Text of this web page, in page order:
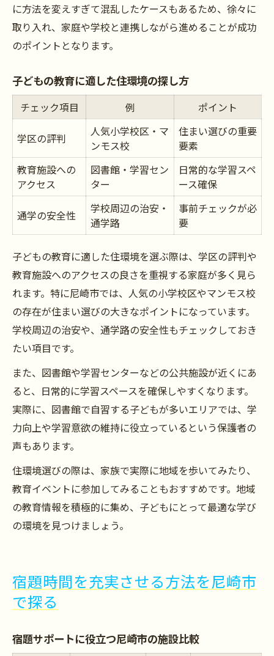
に方法を変えすぎて混乱したケースもあるため、徐々に
取り入れ、家庭や学校と連携しながら進めることが成功
のポイントとなります。
子どもの教育に適した住環境の探し方
チェック項目 例 ポイント
学区の評判
人気小学校区・マ
ンモス校
住まい選びの重要
要素
教育施設への
アクセス
図書館・学習セン
ター
日常的な学習スペ
ース確保
通学の安全性
学校周辺の治安・
通学路
事前チェックが必
要
子どもの教育に適した住環境を選ぶ際は、学区の評判や
教育施設へのアクセスの良さを重視する家庭が多く見ら
れます。特に尼崎市では、人気の小学校区やマンモス校
の存在が住まい選びの大きなポイントになっています。
学校周辺の治安や、通学路の安全性もチェックしておき
たい項目です。
また、図書館や学習センターなどの公共施設が近くにあ
ると、日常的に学習スペースを確保しやすくなります。
実際に、図書館で自習する子どもが多いエリアでは、学
力向上や学習意欲の維持に役立っているという保護者の
声もあります。
住環境選びの際は、家族で実際に地域を歩いてみたり、
教育イベントに参加してみることもおすすめです。地域
の教育情報を積極的に集め、子どもにとって最適な学び
の環境を見つけましょう。
宿題時間を充実させる方法を尼崎市
で探る
宿題サポートに役立つ尼崎市の施設比較